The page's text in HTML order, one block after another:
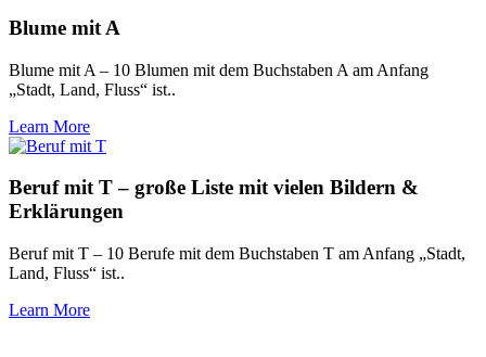
Blume mit A
Blume mit A – 10 Blumen mit dem Buchstaben A am Anfang
„Stadt, Land, Fluss“ ist..
Learn More
Beruf mit T – große Liste mit vielen Bildern &
Erklärungen
Beruf mit T – 10 Berufe mit dem Buchstaben T am Anfang „Stadt,
Land, Fluss“ ist..
Learn More